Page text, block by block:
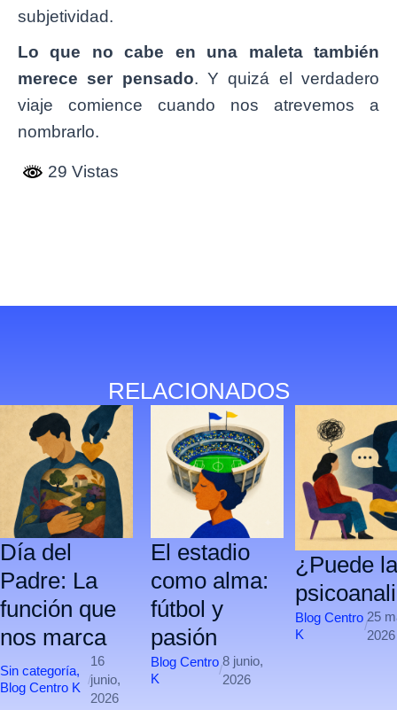
subjetividad.
Lo que no cabe en una maleta también
merece ser pensado. Y quizá el verdadero
viaje comience cuando nos atrevemos a
nombrarlo.
29 Vistas
RELACIONADOS
Día del
Padre: La
función que
nos marca
Sin categorí­a,
Blog Centro K
/
16
junio,
2026
El estadio
como alma:
fútbol y
pasión
Blog Centro
K
/
8 junio,
2026
¿Puede
Blog Centro
K
/
25
2026